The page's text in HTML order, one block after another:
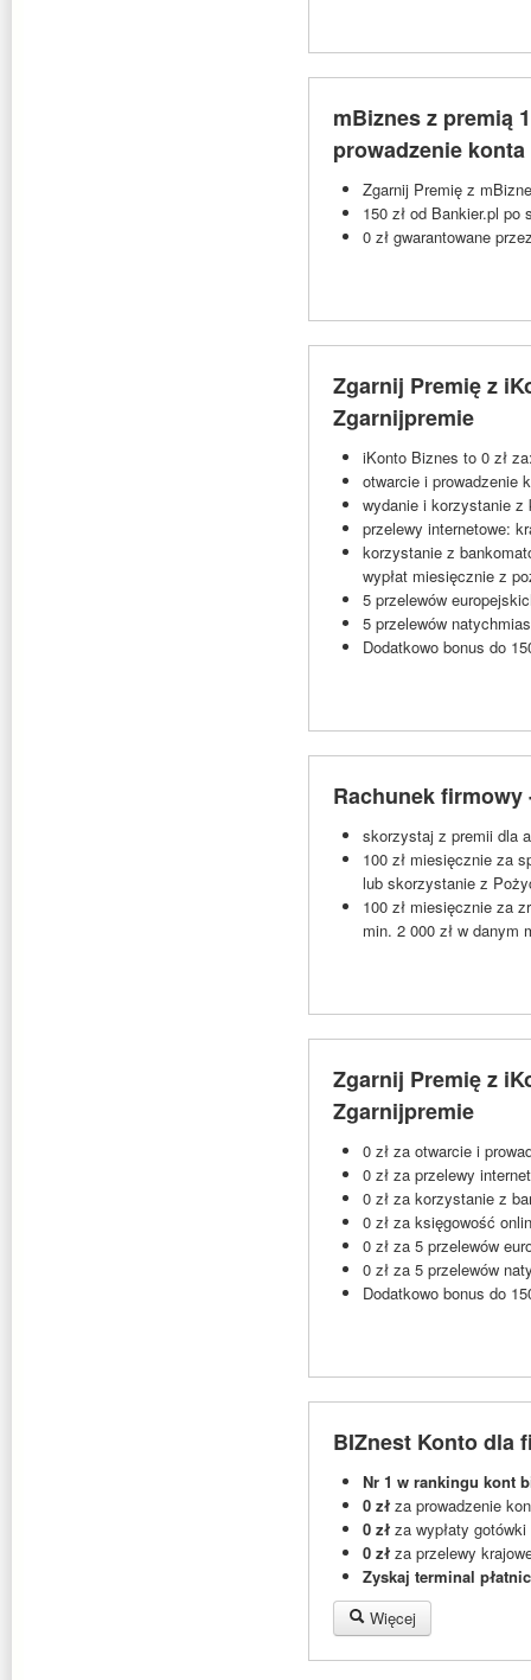
mBiznes z premią
prowadzenie
Zgarnij Premię z
150 zł od Bankier.pl po
0 zł gwarantowane
Zgarnij Premię z
Zgarnijpremie
iKonto Biznes to 0 zł
otwarcie i prowadzenie
wydanie i korzystanie z
przelewy internetowe:
korzystanie z
wypłat miesięcznie z
5 przelewów
5 przelewów
Dodatkowo bonus do
Rachunek firmowy
skorzystaj z premii dla
100 zł miesięcznie za
lub skorzystanie z
100 zł miesięcznie za
min. 2 000 zł w danym
Zgarnij Premię z
Zgarnijpremie
0 zł za otwarcie i
0 zł za przelewy
0 zł za korzystanie z
0 zł za księgowość
0 zł za 5 przelewów
0 zł za 5 przelewów
Dodatkowo bonus do
BIZnest Konto dla
Nr 1 w rankingu kont
0 zł za prowadzenie
0 zł za wypłaty
0 zł za przelewy
Zyskaj terminal
Więcej